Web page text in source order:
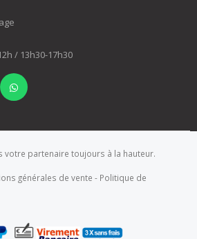
/ 13h30-17h30
votre partenaire toujours à la hauteur.
générales de vente - Politique de